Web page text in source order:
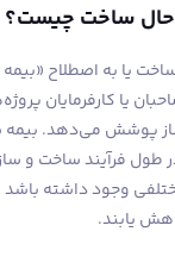
حال ساخت چیست؟
یا به اصطلاح
یا کارفرمایان
پوشش می‌دهد. بیمه
طول فرآیند ساخت و
وجود داشته باشد
یابند.